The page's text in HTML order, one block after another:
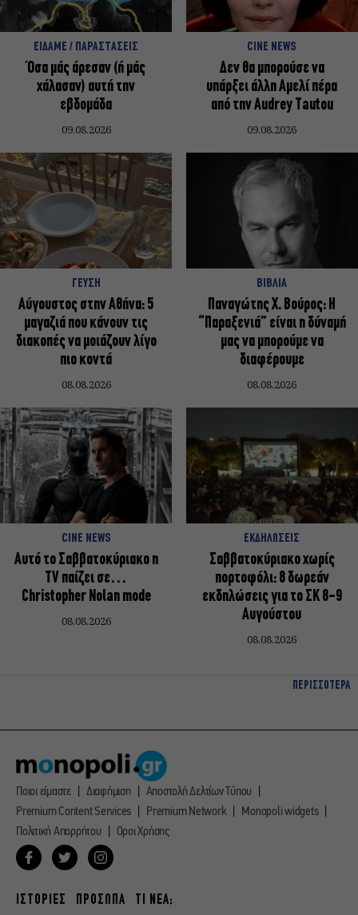
ΕΙΔΑΜΕ / ΠΑΡΑΣΤΑΣΕΙΣ
Όσα μάς άρεσαν (ή μάς
χάλασαν) αυτή την
εβδομάδα
09.08.2026
CINE NEWS
Δεν θα μπορούσε να
υπάρξει άλλη Αμελί πέρα
από την Audrey Tautou
09.08.2026
ΓΕΥΣΗ
Αύγουστος στην Αθήνα: 5
μαγαζιά που κάνουν τις
διακοπές να μοιάζουν λίγο
πιο κοντά
08.08.2026
ΒΙΒΛΙΑ
Παναγώτης Χ. Βούρος: Η
“Παραξενιά” είναι η δύναμή
μας να μπορούμε να
διαφέρουμε
08.08.2026
CINE NEWS
Αυτό το Σαββατοκύριακο η
TV παίζει σε…
Christopher Nolan mode
08.08.2026
ΕΚΔΗΛΩΣΕΙΣ
Σαββατοκύριακο χωρίς
πορτοφόλι: 8 δωρεάν
εκδηλώσεις για το ΣΚ 8-9
Αυγούστου
08.08.2026
ΠΕΡΙΣΣΟΤΕΡΑ
Ποιοι είμαστε Διαφήμιση
Αποστολή Δελτίων Τύπου
Premium Content Services
Premium Network
Monopoli widgets
Πολιτική Απορρήτου
Οροι Χρήσης
ΙΣΤΟΡΙΕΣ ΠΡΟΣΩΠΑ ΤΙ ΝΕΑ;